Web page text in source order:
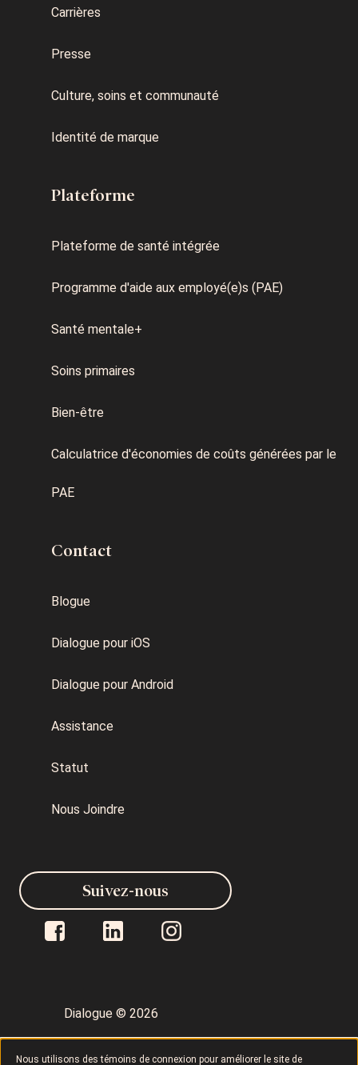
Nous utilisons des témoins de connexion pour améliorer le site de
Carrières
Presse
Culture, soins et communauté
Identité de marque
Plateforme
Plateforme de santé intégrée
Programme d'aide aux employé(e)s (PAE)
Santé mentale+
Soins primaires
Bien-être
Calculatrice d'économies de coûts générées par le
PAE
Contact
Blogue
Dialogue pour iOS
Dialogue pour Android
Assistance
Statut
Nous Joindre
Dialogue © 2026
Politique de confidentialité
Suivez-nous